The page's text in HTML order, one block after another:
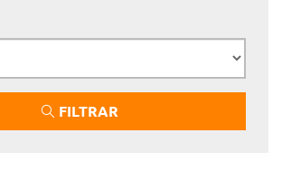
FILTRAR